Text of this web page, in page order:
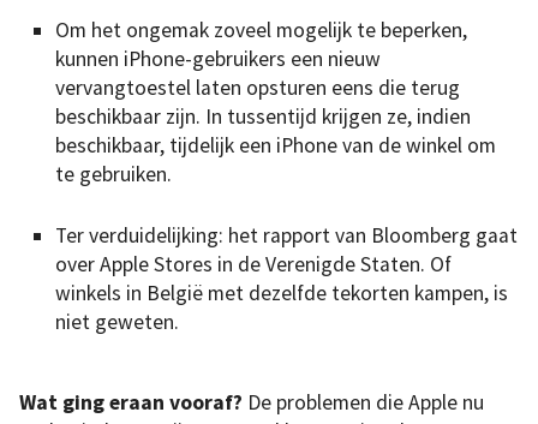
Om het ongemak zoveel mogelijk te beperken,
kunnen iPhone-gebruikers een nieuw
vervangtoestel laten opsturen eens die terug
beschikbaar zijn. In tussentijd krijgen ze, indien
beschikbaar, tijdelijk een iPhone van de winkel om
te gebruiken.
Ter verduidelijking: het rapport van Bloomberg gaat
over Apple Stores in de Verenigde Staten. Of
winkels in België met dezelfde tekorten kampen, is
niet geweten.
Wat ging eraan vooraf? De problemen die Apple nu